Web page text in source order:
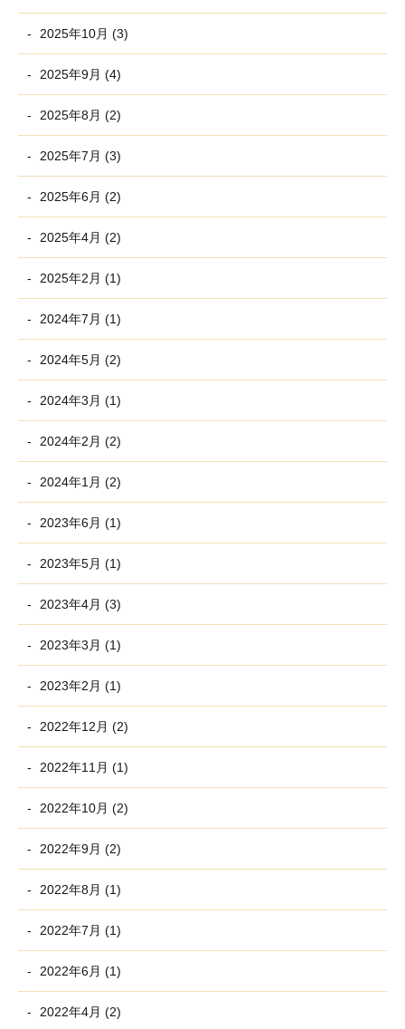
2025年10月 (3)
2025年9月 (4)
2025年8月 (2)
2025年7月 (3)
2025年6月 (2)
2025年4月 (2)
2025年2月 (1)
2024年7月 (1)
2024年5月 (2)
2024年3月 (1)
2024年2月 (2)
2024年1月 (2)
2023年6月 (1)
2023年5月 (1)
2023年4月 (3)
2023年3月 (1)
2023年2月 (1)
2022年12月 (2)
2022年11月 (1)
2022年10月 (2)
2022年9月 (2)
2022年8月 (1)
2022年7月 (1)
2022年6月 (1)
2022年4月 (2)